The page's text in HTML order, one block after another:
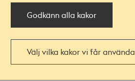
Godkänn alla kakor
Välj vilka kakor vi får använda